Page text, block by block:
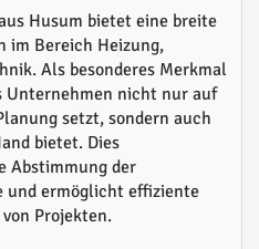
Husum bietet eine breite
im Bereich Heizung,
Als besonderes Merkmal
Unternehmen nicht nur auf
setzt, sondern auch
bietet. Dies
Abstimmung der
und ermöglicht effiziente
Projekten.